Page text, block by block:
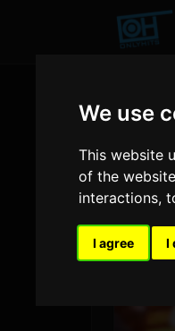
We use
This website
of the website
interactions,
I agree I